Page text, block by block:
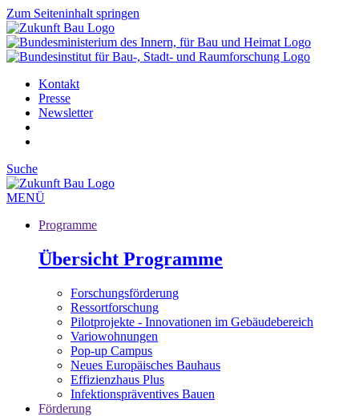
Zum Seiteninhalt springen
Kontakt
Presse
Newsletter
Suche
MENÜ
Programme
Übersicht Programme
Forschungsförderung
Ressortforschung
Pilotprojekte - Innovationen im Gebäudebereich
Variowohnungen
Pop-up Campus
Neues Europäisches Bauhaus
Effizienzhaus Plus
Infektionspräventives Bauen
Förderung